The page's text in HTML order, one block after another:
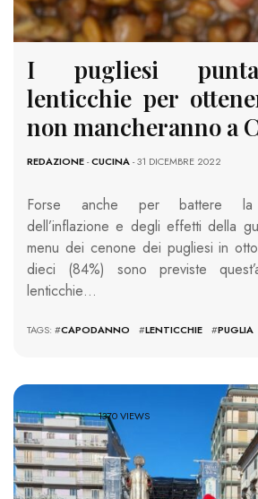
I pugliesi
lenticchie per
non mancheranno a
REDAZIONE-CUCINA- 31 DICEMBRE 2022
Forse anche per battere la
dell’inflazione e degli effetti della
menu dei cenone dei pugliesi in
dieci (84%) sono previste
lenticchie…
TAGS: #CAPODANNO #LENTICCHIE #PUGLIA
1370 VIEWS